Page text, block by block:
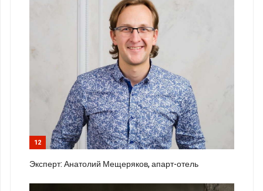
12
Эксперт: Анатолий Мещеряков, апарт-отель